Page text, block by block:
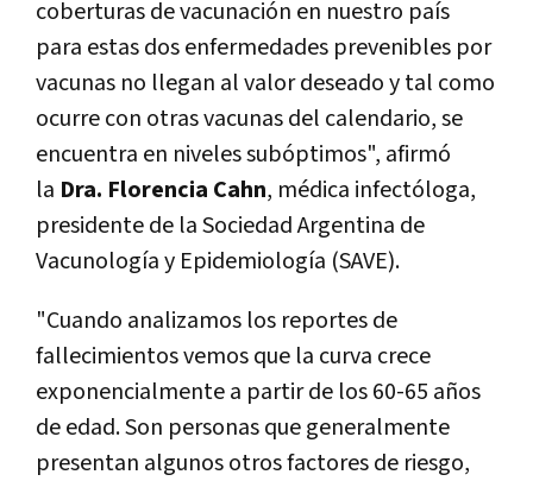
coberturas de vacunación en nuestro país
para estas dos enfermedades prevenibles por
vacunas no llegan al valor deseado y tal como
ocurre con otras vacunas del calendario, se
encuentra en niveles subóptimos", afirmó
la Dra. Florencia Cahn, médica infectóloga,
presidente de la Sociedad Argentina de
Vacunología y Epidemiología (SAVE).
"Cuando analizamos los reportes de
fallecimientos vemos que la curva crece
exponencialmente a partir de los 60-65 años
de edad. Son personas que generalmente
presentan algunos otros factores de riesgo,